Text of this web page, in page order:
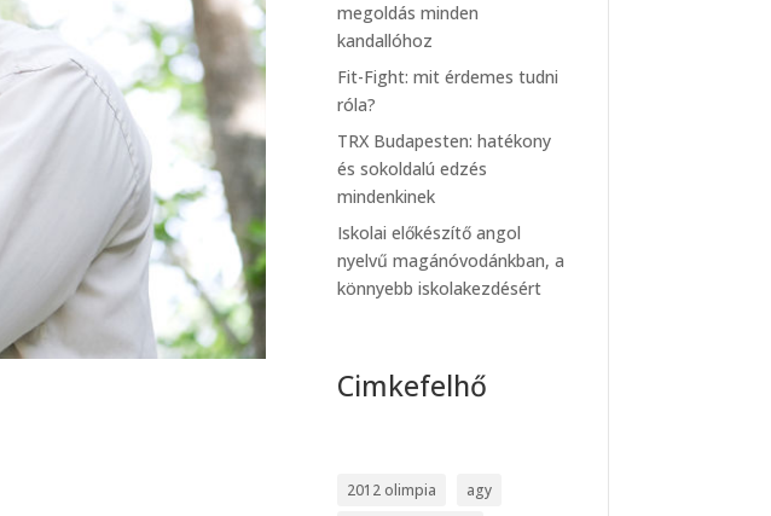
megoldás minden
kandallóhoz
Fit-Fight: mit érdemes tudni
róla?
TRX Budapesten: hatékony
és sokoldalú edzés
mindenkinek
Iskolai előkészítő angol
nyelvű magánóvodánkban, a
könnyebb iskolakezdésért
Cimkefelhő
2012 olimpia
agy